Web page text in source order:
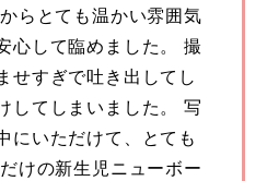
らとても温かい雰囲気
心して臨めました。 撮
せすぎで吐き出してし
してしまいました。 写
にいただけて、とても
けの新生児ニューボー